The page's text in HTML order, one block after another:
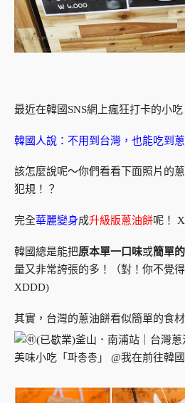
最近在韓國SNS網上瘋狂打卡的小吃
韓國人說：不用到台灣，也能吃到蔥
該怎麼說呢～你們看看下面照片的
犯規！？
完全華麗變身成升級版蔥油餅呢！
韓國總是能把原本單一口味或簡單
量又非常誇張的多！（對！你不覺
XDDD)
其實，台灣的蔥油餅看似簡單的食